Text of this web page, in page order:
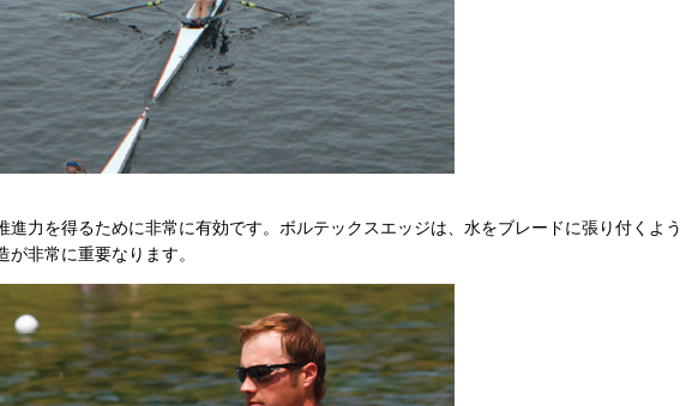
力を得るために非常に有効です。ボルテックスエッジは、水をブレードに張り付く
非常に重要なります。